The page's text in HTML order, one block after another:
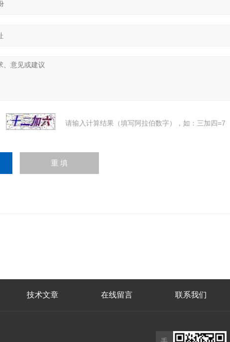
请输入计算结果（填写阿拉伯数字），如：三加四=7
技术文章 在线留言 联系我们